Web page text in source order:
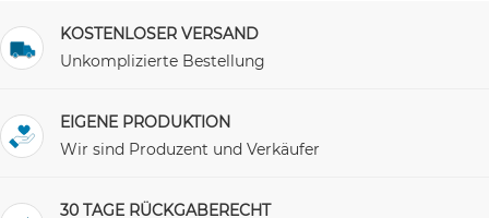
KOSTENLOSER VERSAND
Unkomplizierte Bestellung
EIGENE PRODUKTION
Wir sind Produzent und Verkäufer
30 TAGE RÜCKGABERECHT